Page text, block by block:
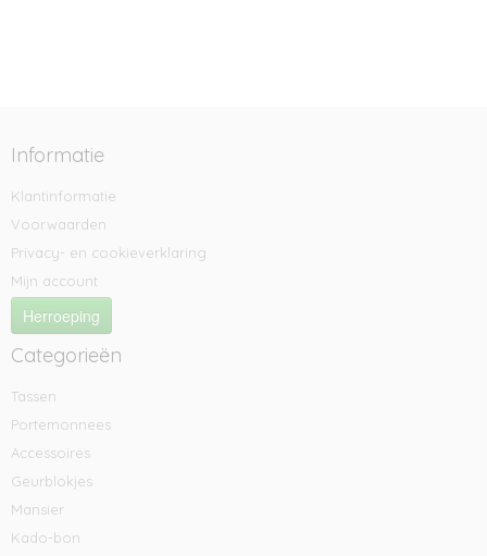
Informatie
Klantinformatie
Voorwaarden
Privacy- en cookieverklaring
Mijn account
Herroeping
Categorieën
Tassen
Portemonnees
Accessoires
Geurblokjes
Mansier
Kado-bon